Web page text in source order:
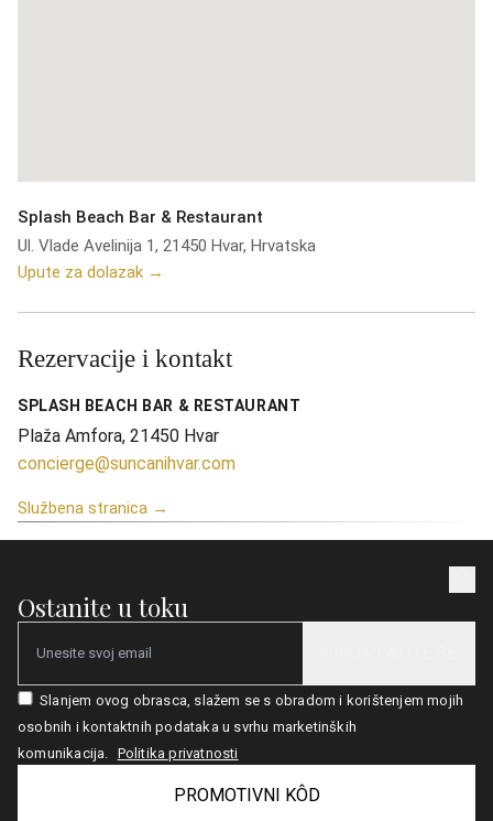
Splash Beach Bar & Restaurant
Ul. Vlade Avelinija 1, 21450 Hvar, Hrvatska
Upute za dolazak →
Rezervacije i kontakt
SPLASH BEACH BAR & RESTAURANT
Plaža Amfora, 21450 Hvar
concierge@suncanihvar.com
Službena stranica →
Ostanite u toku
Email
Slanjem ovog obrasca, slažem se s obradom i korištenjem mojih
osobnih i kontaktnih podataka u svrhu marketinških
komunikacija.
Politika privatnosti
PROMOTIVNI KÔD